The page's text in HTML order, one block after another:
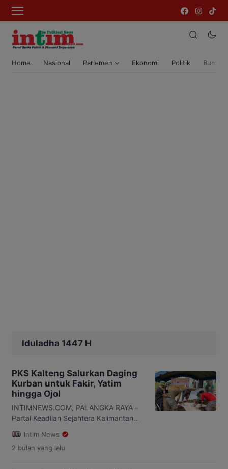
Home Nasional Parlemen Ekonomi Politik Bumi
Iduladha 1447 H
PKS Kalteng Salurkan Daging
Kurban untuk Fakir, Yatim
hingga Ojol
INTIMNEWS.COM, PALANGKA RAYA –
Partai Keadilan Sejahtera Kalimantan
kurban kepada masyarakat dalam
momentum Hari Raya Iduladha 1447
Intim News
2 bulan yang lalu